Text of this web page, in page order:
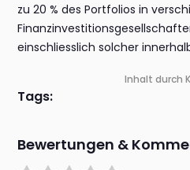
zu 20 % des Portfolios in
einschliesslich solcher
Inhalt durch
Tags:
Bewertungen &